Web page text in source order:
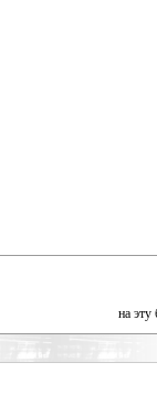
на эту